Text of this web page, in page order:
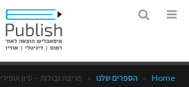
Home
» הספרים שלנו » פריצת גבולות – סיון אופירי